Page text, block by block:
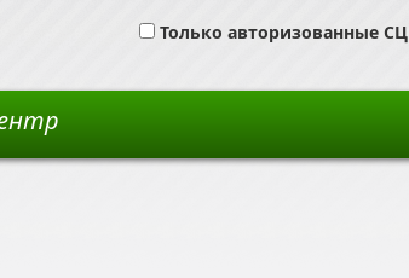
Только авторизованные СЦ